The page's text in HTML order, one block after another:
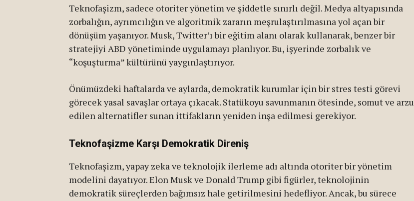
Teknofaşizm, sadece otoriter yönetim ve şiddetle sınırlı değil. Medya altyapısında
zorbalığın, ayrımcılığın ve algoritmik zararın meşrulaştırılmasına yol açan bir
dönüşüm yaşanıyor. Musk, Twitter’ı bir eğitim alanı olarak kullanarak, benzer bir
stratejiyi ABD yönetiminde uygulamayı planlıyor. Bu, işyerinde zorbalık ve
“koşuşturma” kültürünü yaygınlaştırıyor.
Önümüzdeki haftalarda ve aylarda, demokratik kurumlar için bir stres testi görevi
görecek yasal savaşlar ortaya çıkacak. Statükoyu savunmanın ötesinde, somut ve arzu
edilen alternatifler sunan ittifakların yeniden inşa edilmesi gerekiyor.
Teknofaşizme Karşı Demokratik Direniş
Teknofaşizm, yapay zeka ve teknolojik ilerleme adı altında otoriter bir yönetim
modelini dayatıyor. Elon Musk ve Donald Trump gibi figürler, teknolojinin
demokratik süreçlerden bağımsız hale getirilmesini hedefliyor. Ancak, bu sürece